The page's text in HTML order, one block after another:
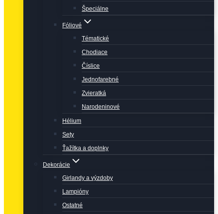
Špeciálne
Fóliové
Tématické
Chodiace
Číslice
Jednofarebné
Zvieratká
Narodeninové
Hélium
Sety
Ťažítka a doplnky
Dekorácie
Girlandy a výzdoby
Lampióny
Ostatné